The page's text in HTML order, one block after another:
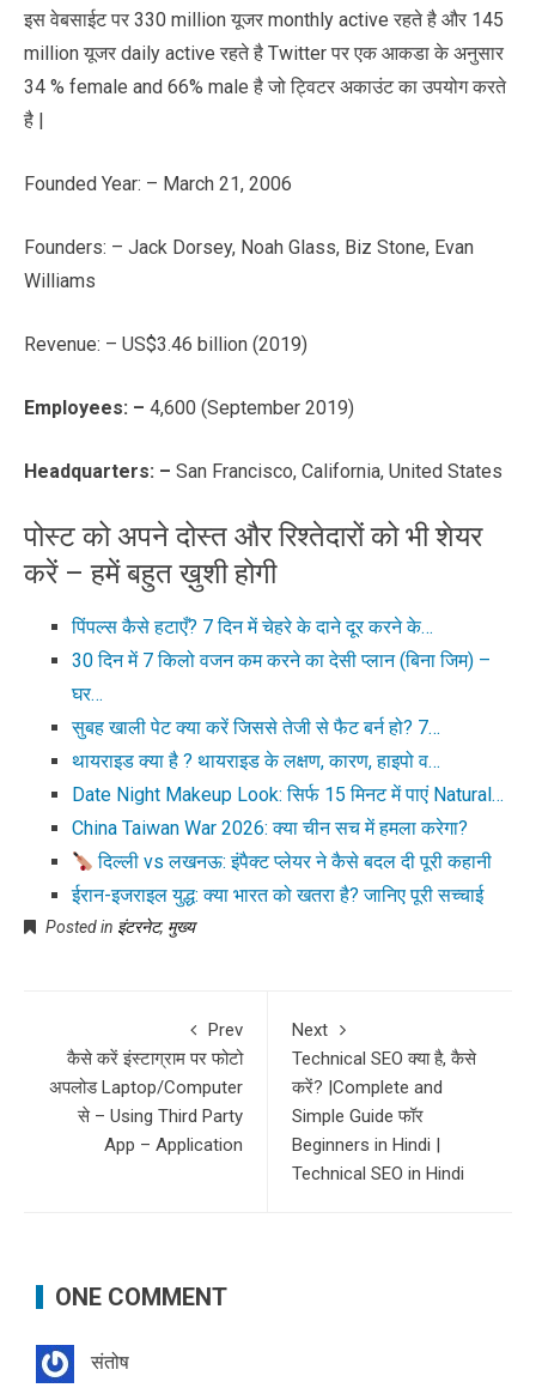
इस वेबसाईट पर 330 million यूजर monthly active रहते है और 145
million यूजर daily active रहते है Twitter पर एक आकडा के अनुसार
34 % female and 66% male है जो ट्विटर अकाउंट का उपयोग करते
है |
Founded Year: – March 21, 2006
Founders: – Jack Dorsey, Noah Glass, Biz Stone, Evan
Williams
Revenue: – US$3.46 billion (2019)
Employees: – 4,600 (September 2019)
Headquarters: – San Francisco, California, United States
पोस्ट को अपने दोस्त और रिश्तेदारों को भी शेयर
करें – हमें बहुत ख़ुशी होगी
पिंपल्स कैसे हटाएँ? 7 दिन में चेहरे के दाने दूर करने के…
30 दिन में 7 किलो वजन कम करने का देसी प्लान (बिना जिम) –
घर…
सुबह खाली पेट क्या करें जिससे तेजी से फैट बर्न हो? 7…
थायराइड क्या है ? थायराइड के लक्षण, कारण, हाइपो व…
Date Night Makeup Look: सिर्फ 15 मिनट में पाएं Natural…
China Taiwan War 2026: क्या चीन सच में हमला करेगा?
दिल्ली vs लखनऊ: इंपैक्ट प्लेयर ने कैसे बदल दी पूरी कहानी
ईरान-इजराइल युद्ध: क्या भारत को खतरा है? जानिए पूरी सच्चाई
Posted in इंटरनेट, मुख्य
Prev
कैसे करें इंस्टाग्राम पर फोटो
अपलोड Laptop/Computer
से – Using Third Party
App – Application
Next
Technical SEO क्या है, कैसे
करें? |Complete and
Simple Guide फॉर
Beginners in Hindi |
Technical SEO in Hindi
ONE COMMENT
संतोष